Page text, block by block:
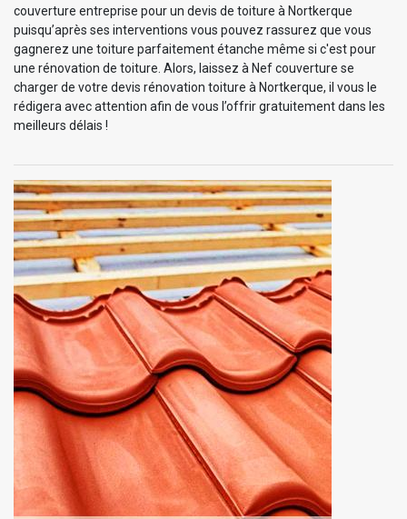
couverture entreprise pour un devis de toiture à Nortkerque
puisqu’après ses interventions vous pouvez rassurez que vous
gagnerez une toiture parfaitement étanche même si c'est pour
une rénovation de toiture. Alors, laissez à Nef couverture se
charger de votre devis rénovation toiture à Nortkerque, il vous le
rédigera avec attention afin de vous l’offrir gratuitement dans les
meilleurs délais !